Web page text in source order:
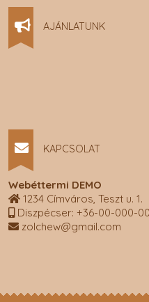
AJÁNLATUNK
KAPCSOLAT
Webéttermi DEMO
1234 Címváros, Teszt u. 1.
Diszpécser: +36-00-000-
zolchew@gmail.com